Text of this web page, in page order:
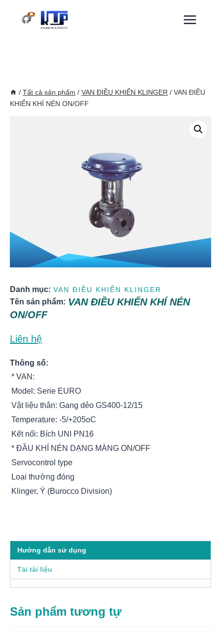
/ Tất cả sản phẩm / VAN ĐIỀU KHIỂN KLINGER / VAN ĐIỀU
KHIỂN KHÍ NÉN ON/OFF
Danh mục: VAN ĐIỀU KHIỂN KLINGER
Tên sản phẩm: VAN ĐIỀU KHIỂN KHÍ NÉN
ON/OFF
Liên hệ
Thông số:
* VAN:
Model: Serie EURO
Vật liệu thân: Gang dẻo GS400-12/15
Temperature: -5/+205oC
Kết nối: Bích UNI PN16
* ĐẦU KHÍ NÉN DẠNG MÀNG ON/OFF
Servocontrol type
Loại thường đóng
Klinger, Ý (Burocco Division)
Hướng dẫn sử dụng
Tải tài liệu
Sản phẩm tương tự